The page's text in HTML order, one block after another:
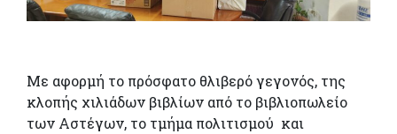
Με αφορμή το πρόσφατο θλιβερό γεγονός, της
κλοπής χιλιάδων βιβλίων από το βιβλιοπωλείο
των Αστέγων, το τμήμα πολιτισμού και